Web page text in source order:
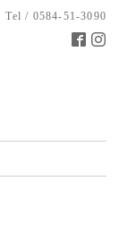
Tel / 0584-51-3090